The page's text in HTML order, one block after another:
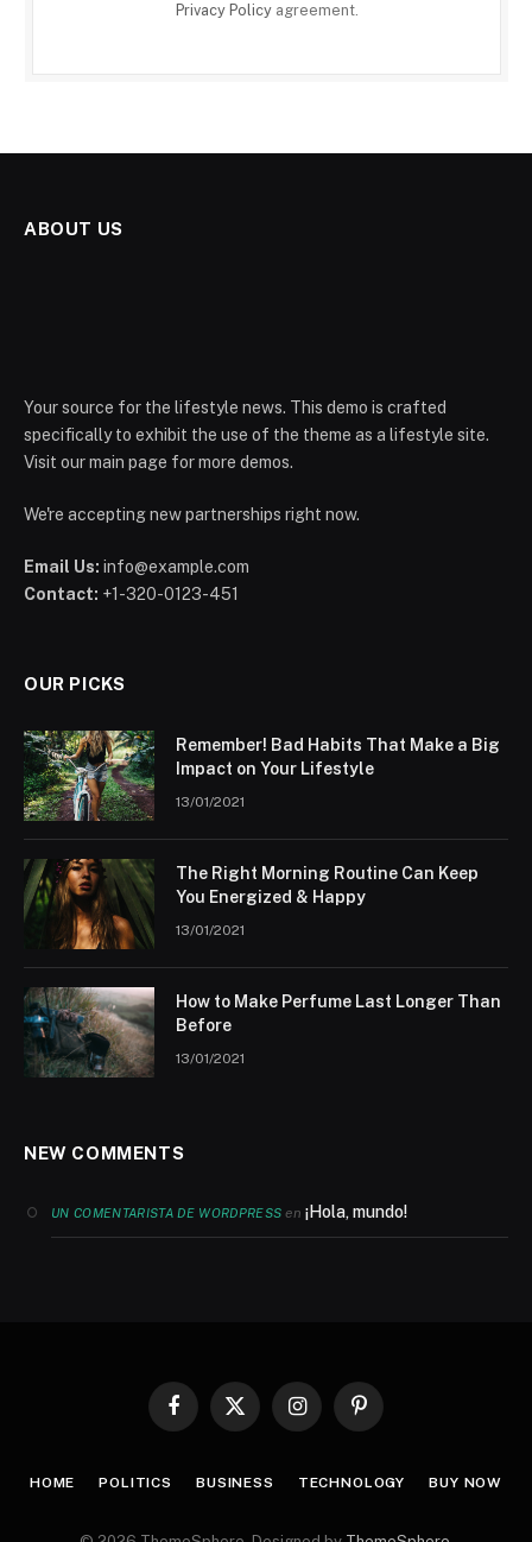
Privacy Policyagreement.
ABOUT US
Your source for the lifestyle news. This demo is crafted
specifically to exhibit the use of the theme as a lifestyle site.
Visit our main page for more demos.
We're accepting new partnerships right now.
Email Us: info@example.com
Contact: +1-320-0123-451
OUR PICKS
Remember! Bad Habits That Make a Big
Impact on Your Lifestyle
13/01/2021
The Right Morning Routine Can Keep
You Energized & Happy
13/01/2021
How to Make Perfume Last Longer Than
Before
13/01/2021
NEW COMMENTS
UN COMENTARISTA DE WORDPRESS en¡Hola, mundo!
Facebook
X
InstagramPinterest
HOME POLITICS BUSINESS TECHNOLOGY BUY NOW